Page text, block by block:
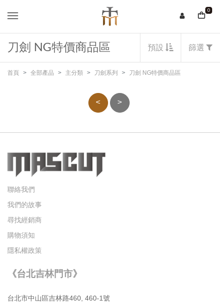
0
刀劍 NG特價商品區 預設 篩選
首頁 全部產品 主分類 刀劍系列 刀劍 NG特價商品區
< >
聯絡我們
我們的故事
尋找經銷商
購物須知
隱私權政策
《台北吉林門市》
台北市中⼭區吉林路460, 460-1號